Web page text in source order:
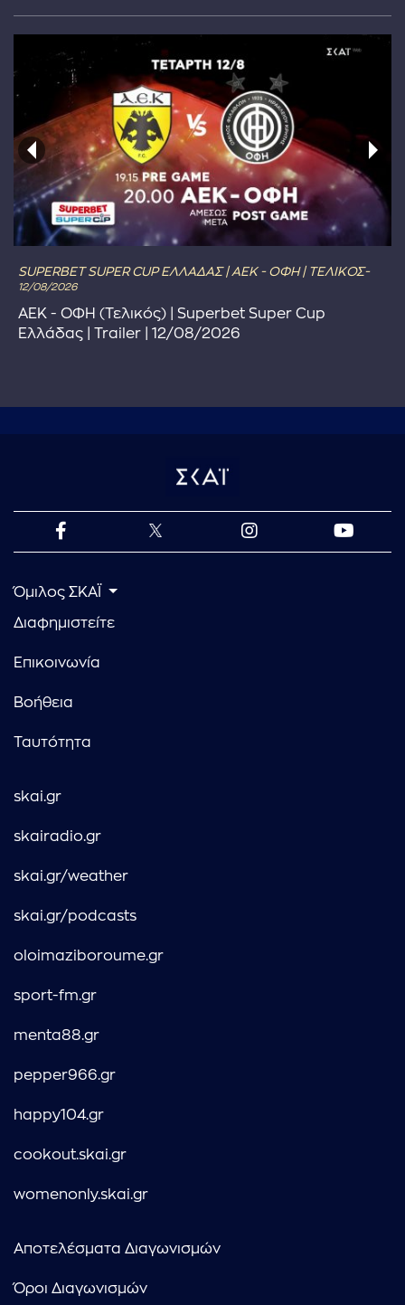
SUPERBET SUPER CUP ΕΛΛΑΔΑΣ | ΑΕΚ - ΟΦΗ | ΤΕΛΙΚΟΣ-
12/08/2026
ΑΕΚ - ΟΦΗ (Τελικός) | Superbet Super Cup
Ελλάδας | Trailer | 12/08/2026
Όμιλος ΣΚΑΪ
Διαφημιστείτε
Επικοινωνία
Βοήθεια
Ταυτότητα
skai.gr
skairadio.gr
skai.gr/weather
skai.gr/podcasts
oloimaziboroume.gr
sport-fm.gr
menta88.gr
pepper966.gr
happy104.gr
cookout.skai.gr
womenonly.skai.gr
Αποτελέσματα Διαγωνισμών
Όροι Διαγωνισμών